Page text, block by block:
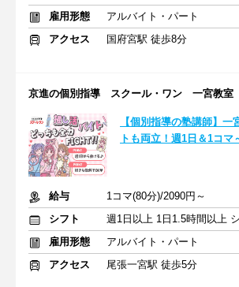
雇用形態
アルバイト・パート
アクセス
国府宮駅 徒歩8分
京進の個別指導 スクール・ワン 一宮教室
【個別指導の塾講師】
トも両立！週1日＆1コ
給与
1コマ(80分)/2090円～
シフト
雇用形態
アルバイト・パート
アクセス
尾張一宮駅 徒歩5分